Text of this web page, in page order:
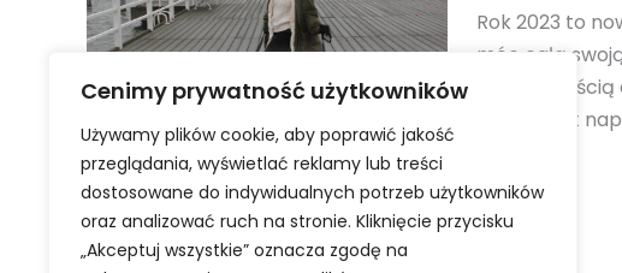
Cenimy prywatność użytkowników
Używamy plików cookie, aby poprawić jakość
przeglądania, wyświetlać reklamy lub treści
dostosowane do indywidualnych potrzeb użytkowników
oraz analizować ruch na stronie. Kliknięcie przycisku
„Akceptuj wszystkie” oznacza zgodę na
Rok 2023 to
móc całą
ludzi z
gdy się jest